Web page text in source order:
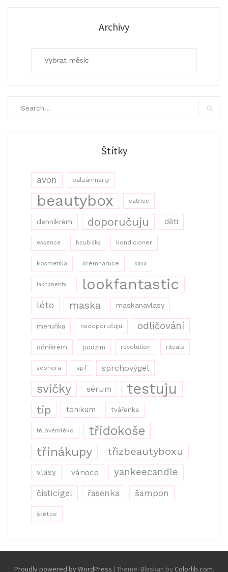
Archivy
Štítky
avon balzámnarty
beautybox catrice
denníkrém doporučuju děti
essence houbička kondicioner
kosmetika krémnaruce káva
laknanehty lookfantastic
léto maska maskanavlasy
meruňka nedoporučuju odličování
očníkrém podzim revolution rituals
sephora spf sprchovýgel
svíčky sérum testuju
tip tonikum tvářenka
tělovémléko
třidokoše
třinákupy
třizbeautyboxu
vlasy vánoce yankeecandle
čistícígel řasenka šampon
štětce
Proudly powered by WordPress | Theme: Blaskan by Colorlib.com.